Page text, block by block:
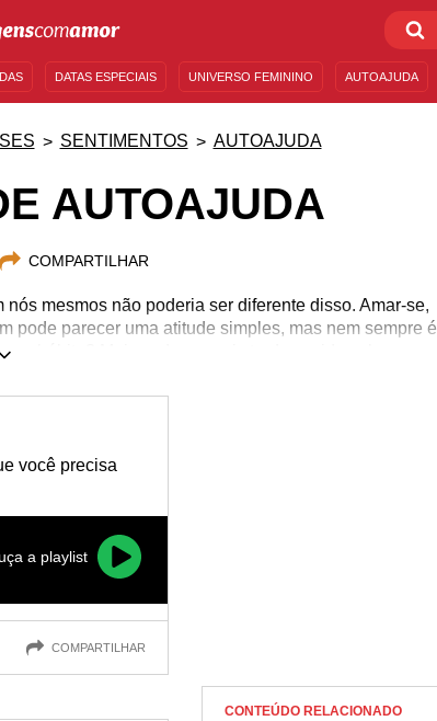
DATAS ESPECIAIS UNIVERSO FEMININO AUTOAJUDA
SENTIMENTOS AUTOAJUDA
AUTOAJUDA
COMPARTILHAR
mesmos não poderia ser diferente disso. Amar-se,
pode parecer uma atitude simples, mas nem sempre é
hábito? Mais cedo ou mais tarde, a vida cobra esse
a si mesmo e as coisas que a cercam. Tire um
por onde começar? Confira essas mensagens de
você precisa
a playlist
COMPARTILHAR
CONTEÚDO RELACIONADO